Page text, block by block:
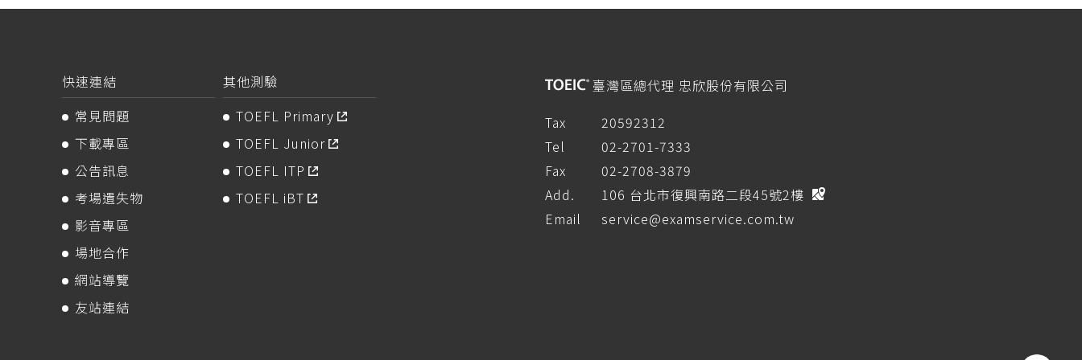
快速連結
常見問題
下載專區
公告訊息
考場遺失物
影音專區
場地合作
網站導覽
友站連結
其他測驗
TOEFL Primary
TOEFL Junior
TOEFL ITP
TOEFL iBT
臺灣區總代理 忠欣股份有限公司
Tax
20592312
Tel
02-2701-7333
Fax
02-2708-3879
Add.
106 台北市復興南路二段45號2樓
Email
service@examservice.com.tw